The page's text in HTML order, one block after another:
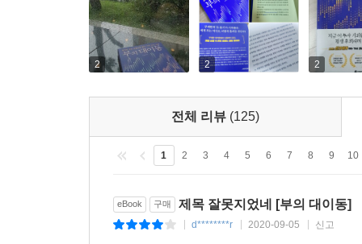
2 2 2
전체 리뷰 (125)
1 2 3 4 5 6 7 8 9 10
eBook 구매 제목 잘못지었네 [부의 대이동]
d********r 2020-09-05 신고